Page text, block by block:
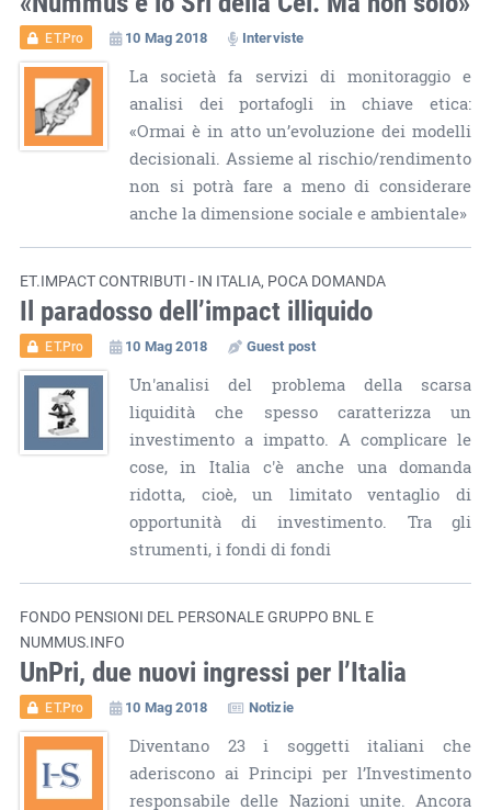
ET.Pro 10 Mag 2018 Interviste
La società fa servizi di monitoraggio e
analisi dei portafogli in chiave etica:
«Ormai è in atto un’evoluzione dei modelli
decisionali. Assieme al rischio/rendimento
non si potrà fare a meno di considerare
anche la dimensione sociale e ambientale»
ET.IMPACT CONTRIBUTI - IN ITALIA, POCA DOMANDA
Il paradosso dell’impact illiquido
ET.Pro 10 Mag 2018 Guest post
Un'analisi del problema della scarsa
liquidità che spesso caratterizza un
investimento a impatto. A complicare le
cose, in Italia c'è anche una domanda
ridotta, cioè, un limitato ventaglio di
opportunità di investimento. Tra gli
strumenti, i fondi di fondi
FONDO PENSIONI DEL PERSONALE GRUPPO BNL E
NUMMUS.INFO
UnPri, due nuovi ingressi per l’Italia
ET.Pro 10 Mag 2018 Notizie
Diventano 23 i soggetti italiani che
aderiscono ai Principi per l’Investimento
responsabile delle Nazioni unite. Ancora